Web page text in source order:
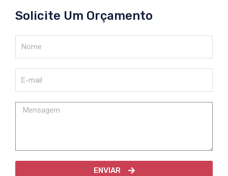
Solicite Um Orçamento
ENVIAR